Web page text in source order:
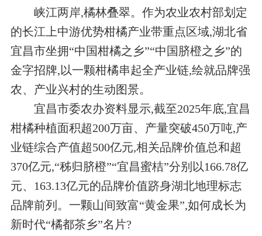
峡江两岸,橘林叠翠。作为农业农村部划定
的长江上中游优势柑橘产业带重点区域,湖北省
宜昌市坐拥“中国柑橘之乡”“中国脐橙之乡”的
金字招牌,以一颗柑橘串起全产业链,绘就品牌强
农、产业兴村的生动图景。
宜昌市委农办资料显示,截至2025年底,宜昌
柑橘种植面积超200万亩、产量突破450万吨,产
业链综合产值超500亿元,相关品牌价值总和超
370亿元,“秭归脐橙”“宜昌蜜桔”分别以166.78亿
元、163.13亿元的品牌价值跻身湖北地理标志
品牌前列。一颗山间致富“黄金果”,如何成长为
新时代“橘都茶乡”名片?